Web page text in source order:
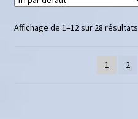
Affichage de 1–12 sur 28 résultats
1 2